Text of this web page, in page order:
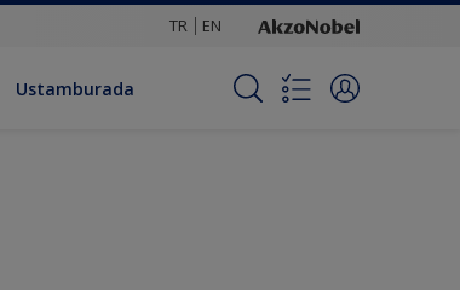
TR EN
Ustamburada